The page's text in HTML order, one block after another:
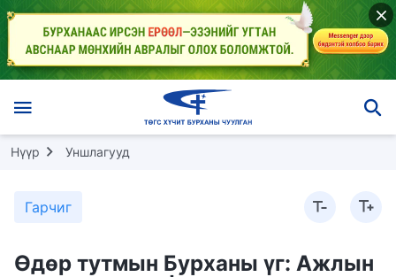
Нүүр Уншлагууд
Гарчиг
Өдөр тутмын Бурханы үг: Ажлын